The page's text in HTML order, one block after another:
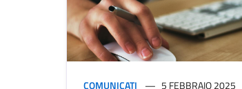
COMUNICATI 5 FEBBRAIO 2025